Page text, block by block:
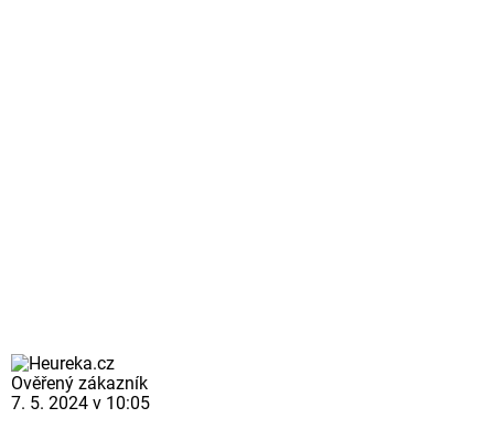
Ověřený zákazník
7. 5. 2024 v 10:05